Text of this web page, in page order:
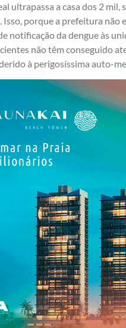
ultrapassa a casa dos 2 mil,
Isso, porque a prefeitura não
notificação da dengue às
não têm conseguido
à perigosíssima auto-